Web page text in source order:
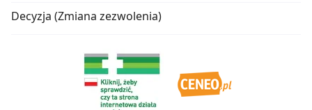
Decyzja (Zmiana zezwolenia)